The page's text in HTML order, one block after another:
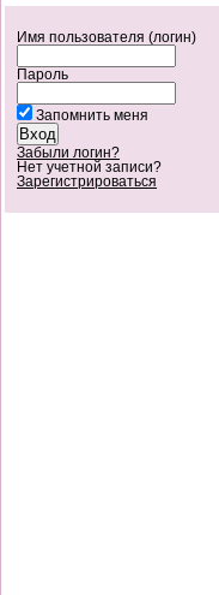
Имя пользователя (логин)
Пароль
Запомнить меня
Забыли логин?
Нет учетной записи?
Зарегистрироваться